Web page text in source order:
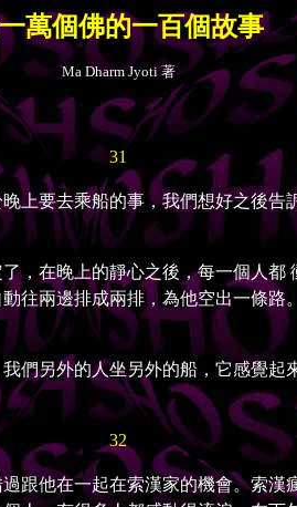
萬個佛的一百個故事
Ma Dharm Jyoti 著
31
去乘船的事，我們想好之後告
在晚上的靜心之後，每一個人都
兩邊排成兩排，為他空出一條路
外的人坐另外的船，它感覺起
32
他在一起在索漢家的機會。索漢